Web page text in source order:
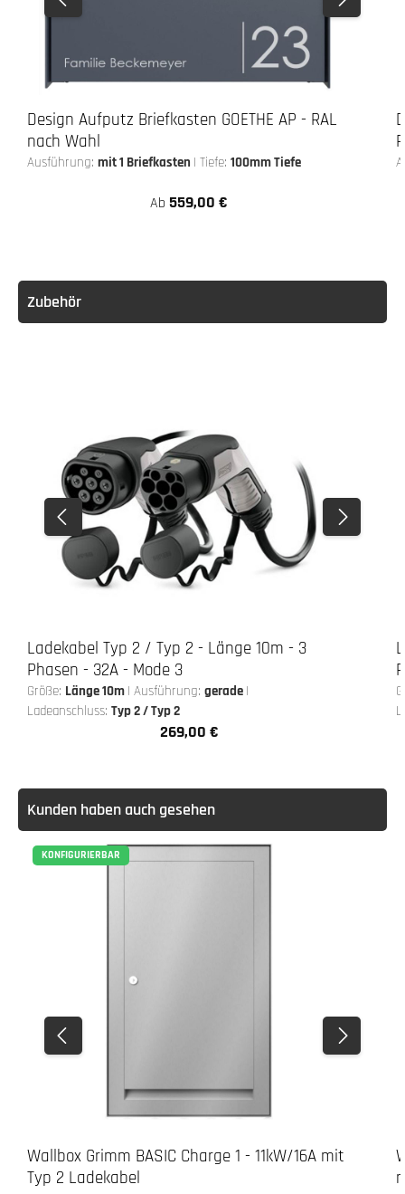
Design Aufputz Briefkasten GOETHE AP - RAL
nach Wahl
Ausführung:mit 1 Briefkasten | Tiefe:100mm Tiefe
Ab 559,00 €
Zubehör
Ladekabel Typ 2 / Typ 2 - Länge 10m - 3
Phasen - 32A - Mode 3
Größe: Länge 10m | Ausführung:gerade |
Ladeanschluss:Typ 2 / Typ 2
Regulärer Preis:
269,00 €
Kunden haben auch gesehen
KONFIGURIERBAR
Wallbox Grimm BASIC Charge 1 - 11kW/16A mit
Typ 2 Ladekabel